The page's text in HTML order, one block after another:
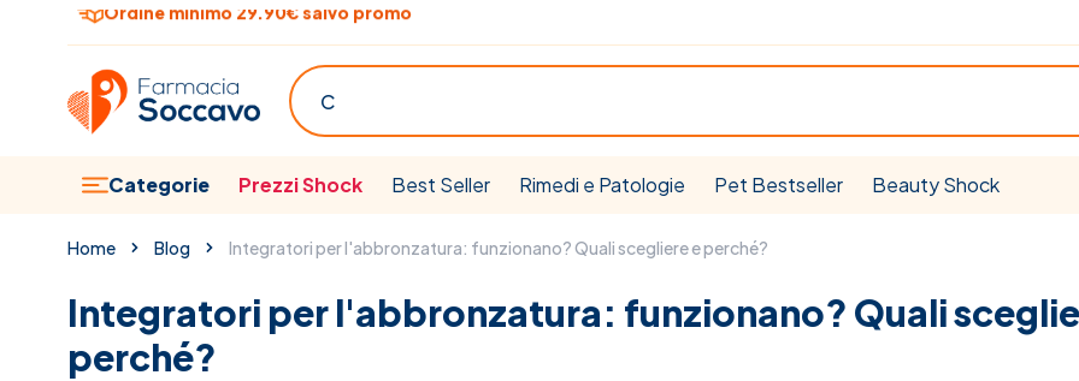
Salta al contenuto
Oggi Prezzi Shock. Approfittane subito
Categorie Prezzi Shock Best Seller Rimedi e Patologie Pet Bestseller Beauty Shock
Cerca
Home Blog Integratori per l'abbronzatura: funzionano? Quali scegliere e perché?
Integratori per l'abbronzatura: funzionano? Quali
perché?